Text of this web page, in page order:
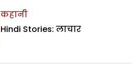
कहानी
Hindi Stories: लाचार